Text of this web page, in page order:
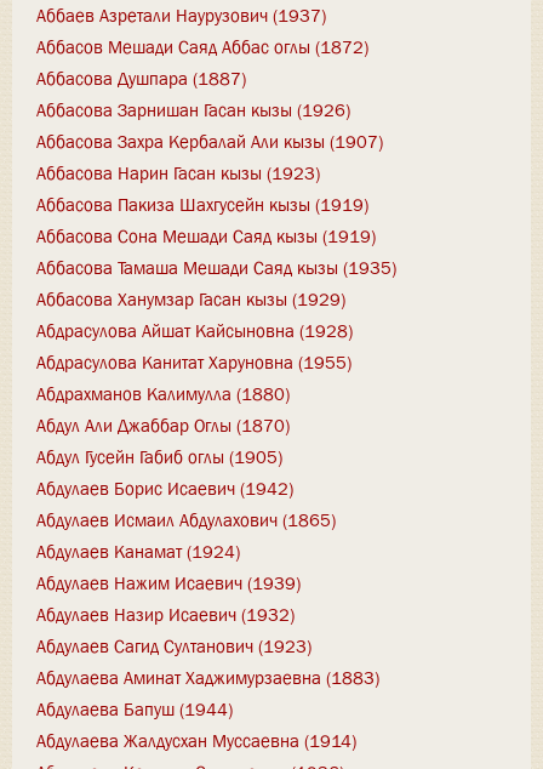
Аббаев Азретали Наурузович (1937)
Аббасов Мешади Саяд Аббас оглы (1872)
Аббасова Душпара (1887)
Аббасова Зарнишан Гасан кызы (1926)
Аббасова Захра Кербалай Али кызы (1907)
Аббасова Нарин Гасан кызы (1923)
Аббасова Пакиза Шахгусейн кызы (1919)
Аббасова Сона Мешади Саяд кызы (1919)
Аббасова Тамаша Мешади Саяд кызы (1935)
Аббасова Ханумзар Гасан кызы (1929)
Абдрасулова Айшат Кайсыновна (1928)
Абдрасулова Канитат Харуновна (1955)
Абдрахманов Калимулла (1880)
Абдул Али Джаббар Оглы (1870)
Абдул Гусейн Габиб оглы (1905)
Абдулаев Борис Исаевич (1942)
Абдулаев Исмаил Абдулахович (1865)
Абдулаев Канамат (1924)
Абдулаев Нажим Исаевич (1939)
Абдулаев Назир Исаевич (1932)
Абдулаев Сагид Султанович (1923)
Абдулаева Аминат Хаджимурзаевна (1883)
Абдулаева Бапуш (1944)
Абдулаева Жалдусхан Муссаевна (1914)